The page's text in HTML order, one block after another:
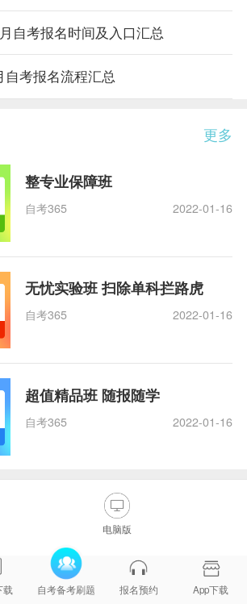
自考报名时间及入口汇总
自考报名流程汇总
更多
整专业保障班
自考365 2022-01-16
无忧实验班 扫除单科拦路虎
自考365 2022-01-16
超值精品班 随报随学
自考365 2022-01-16
电脑版
载 自考备考刷题 报名预约 App下载